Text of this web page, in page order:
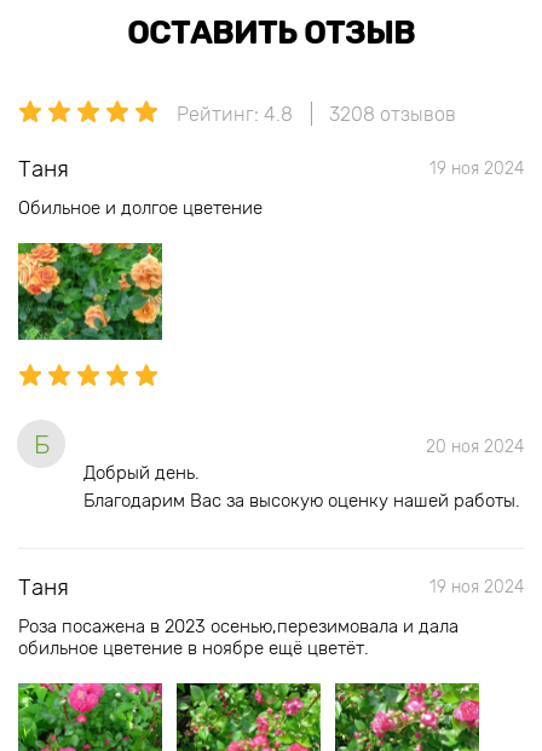
ОСТАВИТЬ ОТЗЫВ
Рейтинг: 4.8 3208 отзывов
Таня 19 ноя 2024
Обильное и долгое цветение
Б 20 ноя 2024
Добрый день.
Благодарим Вас за высокую оценку нашей работы.
Таня 19 ноя 2024
Роза посажена в 2023 осенью,перезимовала и дала
обильное цветение в ноябре ещё цветёт.